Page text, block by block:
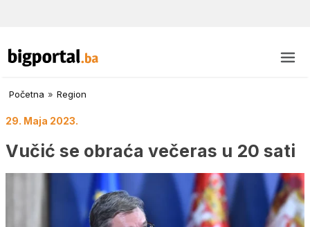
Početna » Region
29. Maja 2023.
Vučić se obraća večeras u 20 sati